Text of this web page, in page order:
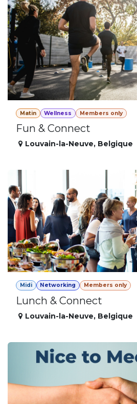
Matin Wellness Members only
Fun & Connect
Louvain-la-Neuve, Belgique
Midi Networking Members only
Lunch & Connect
Louvain-la-Neuve, Belgique